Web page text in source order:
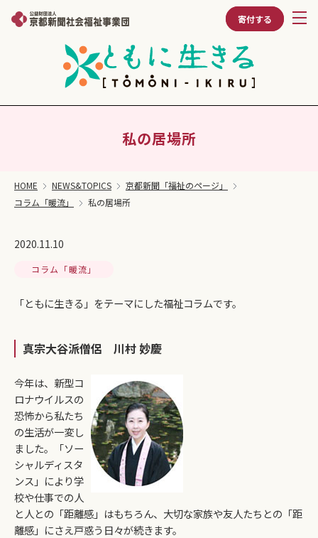
寄付する
私の居場所
HOME NEWS&TOPICS
京都新聞「福祉のページ」
コラム「暖流」
私の居場所
2020.11.10
コラム「暖流」
「ともに生きる」をテーマにした福祉コラムです。
真宗大谷派僧侶 川村 妙慶
今年は、新型コ
ロナウイルスの
恐怖から私たち
の生活が一変し
ました。「ソー
シャルディスタ
ンス」により学
校や仕事での人
と人との「距離感」はもちろん、大切な家族や友人たちとの「距
離感」にさえ戸惑う日々が続きます。